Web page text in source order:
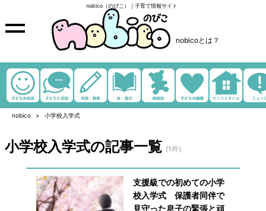
nobico（のびこ）｜子育て情報サイト
nobicoとは？
nobico 小学校入学式
小学校入学式の記事一覧 (1件)
支援級での初めての小学
校入学式 保護者同伴で
見守った息子の緊張と頑